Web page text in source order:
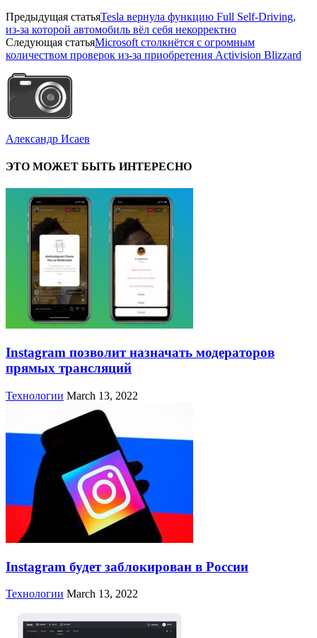
Предыдущая статьяTesla вернула функцию Full Self-Driving,
из-за которой автомобиль вёл себя некорректно
Следующая статьяMicrosoft столкнётся с огромным
количеством проверок из-за приобретения Activision Blizzard
Александр Исаев
ЭТО МОЖЕТ БЫТЬ ИНТЕРЕСНО
Instagram позволит назначать модераторов
прямых трансляций
Технологии March 13, 2022
Instagram будет заблокирован в России
Технологии March 13, 2022